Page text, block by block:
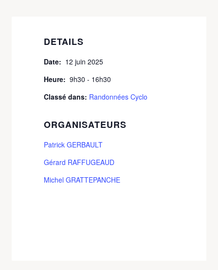
DETAILS
Date: 12 juin 2025
Heure: 9h30 - 16h30
Classé dans: Randonnées Cyclo
ORGANISATEURS
Patrick GERBAULT
Gérard RAFFUGEAUD
Michel GRATTEPANCHE